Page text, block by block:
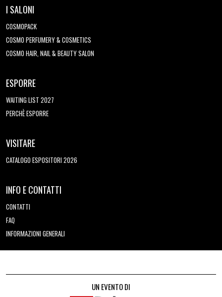
I SALONI
COSMOPACK
COSMO PERFUMERY & COSMETICS
COSMO HAIR, NAIL & BEAUTY SALON
ESPORRE
WAITING LIST 2027
PERCHÈ ESPORRE
VISITARE
CATALOGO ESPOSITORI 2026
INFO E CONTATTI
CONTATTI
FAQ
INFORMAZIONI GENERALI
UN EVENTO DI